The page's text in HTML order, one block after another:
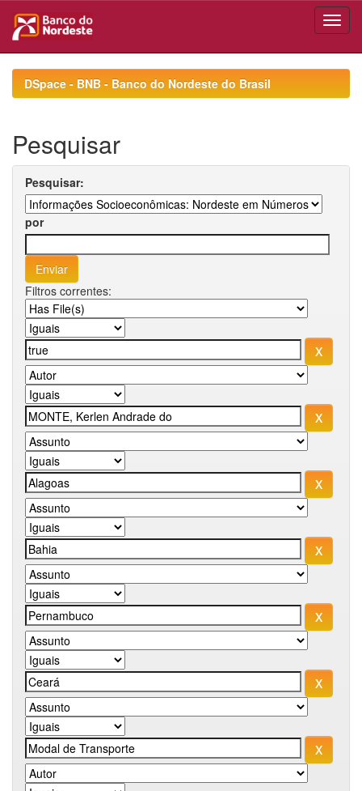
navigationDSpace - BNB - Banco do Nordeste do Brasil
Pesquisar
Pesquisar:
por
Filtros correntes: